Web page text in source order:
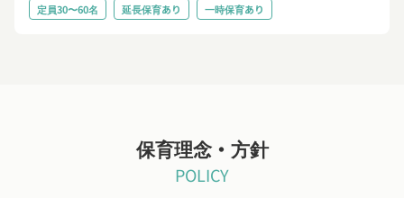
定員30〜60名 延長保育あり 一時保育あり
保育理念・方針
POLICY